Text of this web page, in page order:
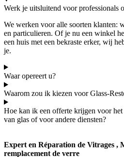
Werk je uitsluitend voor professionals
We werken voor alle soorten klanten:
en particulieren. Of je nu een winkel
een huis met een bekraste erker, wij
je.
Waar opereert u?
Waarom zou ik kiezen voor Glass-
Hoe kan ik een offerte krijgen voor
van glas of voor andere diensten?
Expert en Réparation de Vitrages ,
remplacement de verre